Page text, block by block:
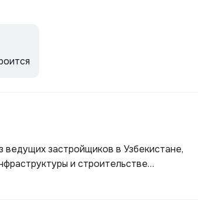
застройщиков в Узбекистане,
и строительстве
качества жизни граждан,